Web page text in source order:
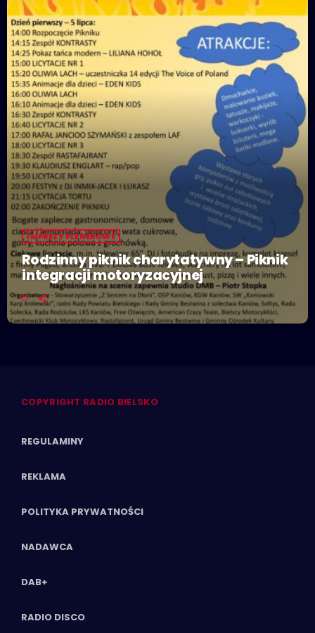
IMPREZY PLENEROWE
Rodzinny piknik charytatywny – Piknik
integracji motoryzacyjnej
COPYRIGHT RADIO BIELSKO
REGULAMINY
REKLAMA
POLITYKA PRYWATNOŚCI
NADAWCA
DAB+
RADIO DISCO